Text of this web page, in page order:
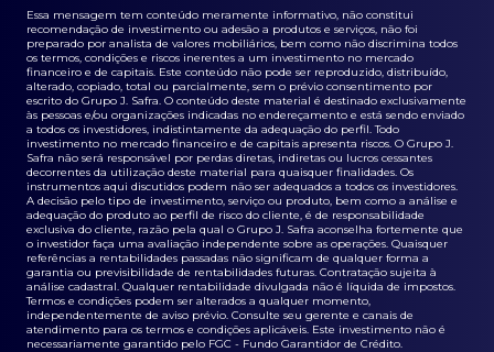
Essa mensagem tem conteúdo meramente informativo, não constitui
recomendação de investimento ou adesão a produtos e serviços, não foi
preparado por analista de valores mobiliários, bem como não discrimina todos
os termos, condições e riscos inerentes a um investimento no mercado
financeiro e de capitais. Este conteúdo não pode ser reproduzido, distribuído,
alterado, copiado, total ou parcialmente, sem o prévio consentimento por
escrito do Grupo J. Safra. O conteúdo deste material é destinado exclusivamente
às pessoas e/ou organizações indicadas no endereçamento e está sendo enviado
a todos os investidores, indistintamente da adequação do perfil. Todo
investimento no mercado financeiro e de capitais apresenta riscos. O Grupo J.
Safra não será responsável por perdas diretas, indiretas ou lucros cessantes
decorrentes da utilização deste material para quaisquer finalidades. Os
instrumentos aqui discutidos podem não ser adequados a todos os investidores.
A decisão pelo tipo de investimento, serviço ou produto, bem como a análise e
adequação do produto ao perfil de risco do cliente, é de responsabilidade
exclusiva do cliente, razão pela qual o Grupo J. Safra aconselha fortemente que
o investidor faça uma avaliação independente sobre as operações. Quaisquer
referências a rentabilidades passadas não significam de qualquer forma a
garantia ou previsibilidade de rentabilidades futuras. Contratação sujeita à
análise cadastral. Qualquer rentabilidade divulgada não é líquida de impostos.
Termos e condições podem ser alterados a qualquer momento,
independentemente de aviso prévio. Consulte seu gerente e canais de
atendimento para os termos e condições aplicáveis. Este investimento não é
necessariamente garantido pelo FGC - Fundo Garantidor de Crédito.